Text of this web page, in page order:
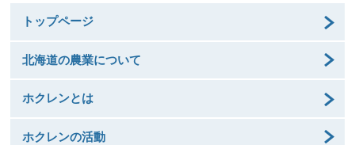
トップページ
北海道の農業について
ホクレンとは
ホクレンの活動